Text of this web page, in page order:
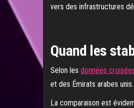
vers des infrastructures
Quand les
Selon les données
et des Émirats arabes
La comparaison est